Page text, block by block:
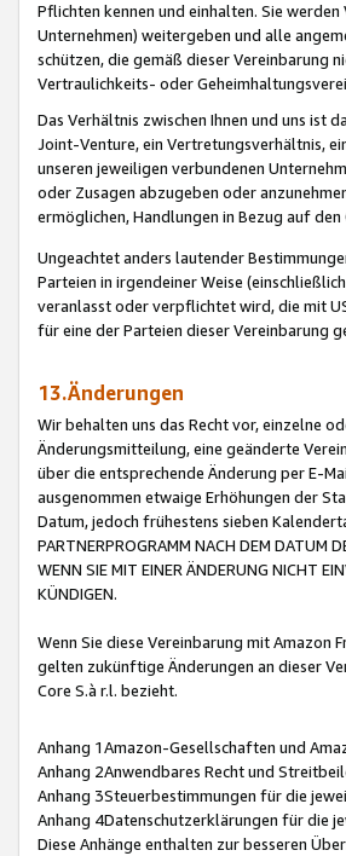
Pflichten kennen und einhalten. Sie
Unternehmen) weitergeben und alle
schützen, die gemäß dieser Vereinbarung
Vertraulichkeits- oder
Das Verhältnis zwischen Ihnen und uns ist
Joint-Venture, ein Vertretungsverhältnis,
unseren jeweiligen verbundenen
oder Zusagen abzugeben oder
ermöglichen, Handlungen in Bezug auf
Ungeachtet anders lautender
Parteien in irgendeiner Weise
veranlasst oder verpflichtet wird, die mit
für eine der Parteien dieser Vereinbarung
13.Änderungen
Wir behalten uns das Recht vor, einzelne
Änderungsmitteilung, eine geänderte
über die entsprechende Änderung per E-
ausgenommen etwaige Erhöhungen der
Datum, jedoch frühestens sieben
PARTNERPROGRAMM NACH DEM DATUM
WENN SIE MIT EINER ÄNDERUNG NICHT
KÜNDIGEN.
Wenn Sie diese Vereinbarung mit Amazon
gelten zukünftige Änderungen an dieser
Core S.à r.l. bezieht.
Anhang 1Amazon-Gesellschaften und
Anhang 2Anwendbares Recht und
Anhang 3Steuerbestimmungen für die
Anhang 4Datenschutzerklärungen für die
Diese Anhänge enthalten zur besseren